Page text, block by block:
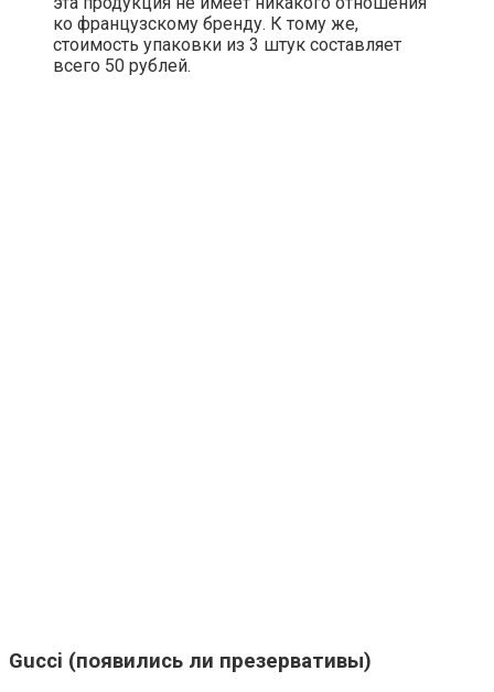
ко французскому бренду. К тому же,
стоимость упаковки из 3 штук составляет
всего 50 рублей.
Gucci (появились ли презервативы)